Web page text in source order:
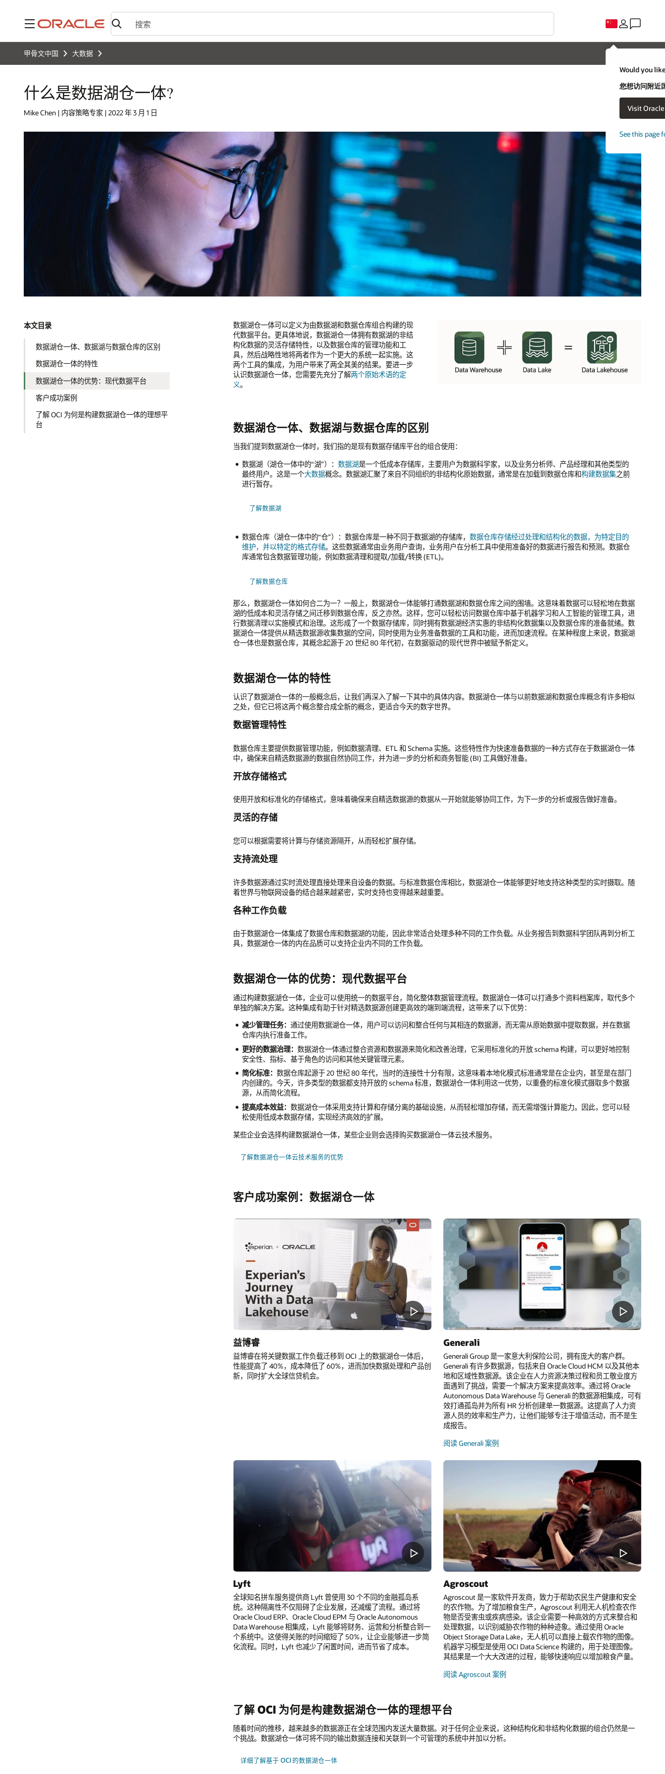
菜单
Would you
您想访问附近
Visit
See this page
甲骨文中国 大数据
什么是数据湖仓一体?
Mike Chen | 内容策略专家 | 2022 年 3 月 1 日
本文目录
数据湖仓一体、数据湖与数据仓库的区别
数据湖仓一体的特性
数据湖仓一体的优势：现代数据平台
客户成功案例
了解 OCI 为何是构建数据湖仓一体的理想平
台
数据湖仓一体可以定义为由数据湖和数据仓库组合构建的现
代数据平台。更具体地说，数据湖仓一体拥有数据湖的非结
构化数据的灵活存储特性，以及数据仓库的管理功能和工
具，然后战略性地将两者作为一个更大的系统一起实施。这
两个工具的集成，为用户带来了两全其美的结果。要进一步
认识数据湖仓一体，您需要先充分了解两个原始术语的定
义。
数据湖仓一体、数据湖与数据仓库的区别
当我们提到数据湖仓一体时，我们指的是现有数据存储库平台的组合使用：
数据湖（湖仓一体中的“湖”）：数据湖是一个低成本存储库，主要用户为数据科学家，以及业务分析师、产品经理和其他类型的
最终用户。这是一个大数据概念。数据湖汇聚了来自不同组织的非结构化原始数据，通常是在加载到数据仓库和构建数据集之前
进行暂存。
了解数据湖
数据仓库（湖仓一体中的“仓”）：数据仓库是一种不同于数据湖的存储库，数据仓库存储经过处理和结构化的数据，为特定目的
维护，并以特定的格式存储。这些数据通常由业务用户查询，业务用户在分析工具中使用准备好的数据进行报告和预测。数据仓
库通常包含数据管理功能，例如数据清理和提取/加载/转换 (ETL)。
了解数据仓库
那么，数据湖仓一体如何合二为一？一般上，数据湖仓一体能够打通数据湖和数据仓库之间的围墙。这意味着数据可以轻松地在数据
湖的低成本和灵活存储之间迁移到数据仓库，反之亦然。这样，您可以轻松访问数据仓库中基于机器学习和人工智能的管理工具，进
行数据清理以实施模式和治理。这形成了一个数据存储库，同时拥有数据湖经济实惠的非结构化数据集以及数据仓库的准备就绪。数
据湖仓一体提供从精选数据源收集数据的空间，同时使用为业务准备数据的工具和功能，进而加速流程。在某种程度上来说，数据湖
仓一体也是数据仓库，其概念起源于 20 世纪 80 年代初，在数据驱动的现代世界中被赋予新定义。
数据湖仓一体的特性
认识了数据湖仓一体的一般概念后，让我们再深入了解一下其中的具体内容。数据湖仓一体与以前数据湖和数据仓库概念有许多相似
之处，但它已将这两个概念整合成全新的概念，更适合今天的数字世界。
数据管理特性
数据仓库主要提供数据管理功能，例如数据清理、ETL 和 Schema 实施。这些特性作为快速准备数据的一种方式存在于数据湖仓一体
中，确保来自精选数据源的数据自然协同工作，并为进一步的分析和商务智能 (BI) 工具做好准备。
开放存储格式
使用开放和标准化的存储格式，意味着确保来自精选数据源的数据从一开始就能够协同工作，为下一步的分析或报告做好准备。
灵活的存储
您可以根据需要将计算与存储资源隔开，从而轻松扩展存储。
支持流处理
许多数据源通过实时流处理直接处理来自设备的数据。与标准数据仓库相比，数据湖仓一体能够更好地支持这种类型的实时摄取。随
着世界与物联网设备的结合越来越紧密，实时支持也变得越来越重要。
各种工作负载
由于数据湖仓一体集成了数据仓库和数据湖的功能，因此非常适合处理多种不同的工作负载。从业务报告到数据科学团队再到分析工
具，数据湖仓一体的内在品质可以支持企业内不同的工作负载。
数据湖仓一体的优势：现代数据平台
通过构建数据湖仓一体，企业可以使用统一的数据平台，简化整体数据管理流程。数据湖仓一体可以打通多个资料档案库，取代多个
单独的解决方案。这种集成有助于针对精选数据源创建更高效的端到端流程，这带来了以下优势：
减少管理任务：通过使用数据湖仓一体，用户可以访问和整合任何与其相连的数据源，而无需从原始数据中提取数据，并在数据
仓库内执行准备工作。
更好的数据治理：数据湖仓一体通过整合资源和数据源来简化和改善治理，它采用标准化的开放 schema 构建，可以更好地控制
安全性、指标、基于角色的访问和其他关键管理元素。
简化标准：数据仓库起源于 20 世纪 80 年代，当时的连接性十分有限，这意味着本地化模式标准通常是在企业内，甚至是在部门
内创建的。今天，许多类型的数据都支持开放的 schema 标准，数据湖仓一体利用这一优势，以重叠的标准化模式摄取多个数据
源，从而简化流程。
提高成本效益：数据湖仓一体采用支持计算和存储分离的基础设施，从而轻松增加存储，而无需增强计算能力。因此，您可以轻
松使用低成本数据存储，实现经济高效的扩展。
某些企业会选择构建数据湖仓一体，某些企业则会选择购买数据湖仓一体云技术服务。
了解数据湖仓一体云技术服务的优势
客户成功案例：数据湖仓一体
益博睿
益博睿在将关键数据工作负载迁移到 OCI 上的数据湖仓一体后，
性能提高了 40%，成本降低了 60%，进而加快数据处理和产品创
新，同时扩大全球信贷机会。
Generali
Generali Group 是一家意大利保险公司，拥有庞大的客户群。
Generali 有许多数据源，包括来自 Oracle Cloud HCM 以及其他本
地和区域性数据源。该企业在人力资源决策过程和员工敬业度方
面遇到了挑战，需要一个解决方案来提高效率。通过将 Oracle
Autonomous Data Warehouse 与 Generali 的数据源相集成，可有
效打通孤岛并为所有 HR 分析创建单一数据源。这提高了人力资
源人员的效率和生产力，让他们能够专注于增值活动，而不是生
成报告。
阅读 Generali 案例
Lyft
全球知名拼车服务提供商 Lyft 曾使用 30 个不同的金融孤岛系
统。这种隔离性不仅阻碍了企业发展，还减缓了流程。通过将
Oracle Cloud ERP、Oracle Cloud EPM 与 Oracle Autonomous
Data Warehouse 相集成，Lyft 能够将财务、运营和分析整合到一
个系统中。这使得关账的时间缩短了 50%，让企业能够进一步简
化流程。同时，Lyft 也减少了闲置时间，进而节省了成本。
Agroscout
Agroscout 是一家软件开发商，致力于帮助农民生产健康和安全
的农作物。为了增加粮食生产，Agroscout 利用无人机检查农作
物是否受害虫或疾病感染。该企业需要一种高效的方式来整合和
处理数据，以识别威胁农作物的种种迹象。通过使用 Oracle
Object Storage Data Lake，无人机可以直接上载农作物的图像。
机器学习模型是使用 OCI Data Science 构建的，用于处理图像。
其结果是一个大大改进的过程，能够快速响应以增加粮食产量。
阅读 Agroscout 案例
了解 OCI 为何是构建数据湖仓一体的理想平台
随着时间的推移，越来越多的数据源正在全球范围内发送大量数据。对于任何企业来说，这种结构化和非结构化数据的组合仍然是一
个挑战。数据湖仓一体可将不同的输出数据连接和关联到一个可管理的系统中并加以分析。
详细了解基于 OCI 的数据湖仓一体